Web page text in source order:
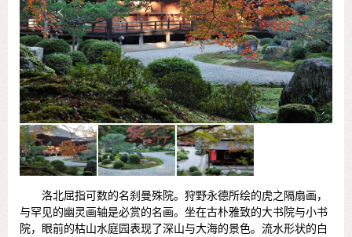
洛北屈指可数的名刹曼殊院。狩野永德所绘的虎之隔扇画，
与罕见的幽灵画轴是必赏的名画。坐在古朴雅致的大书院与小书
院，眼前的枯山水庭园表现了深山与大海的景色。流水形状的白